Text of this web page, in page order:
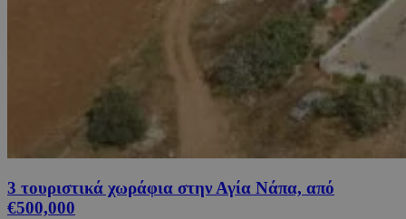
3 τουριστικά χωράφια στην Αγία Νάπα, από
€500,000